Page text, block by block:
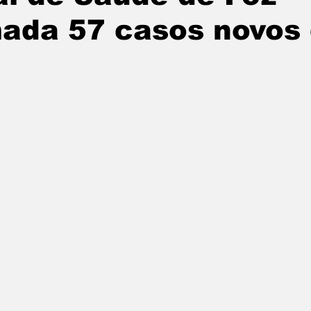
Paraguai Argentina noticias
57 casos novos